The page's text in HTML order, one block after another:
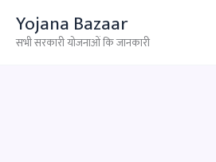
content
Yojana Bazaar
सभी सरकारी योजनाओं कि जानकारी